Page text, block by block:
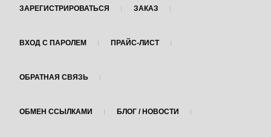
ЗАРЕГИСТРИРОВАТЬСЯ ЗАКАЗ
ВХОД С ПАРОЛЕМ ПРАЙС-ЛИСТ
ОБРАТНАЯ СВЯЗЬ
ОБМЕН ССЫЛКАМИ БЛОГ / НОВОСТИ